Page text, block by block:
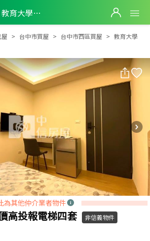
教育大學低總價高投報電梯四套
教育大學低總價高投報電梯四套
台中市買屋 台中市西區買屋
教育大學
為其他仲介業者物件
高投報電梯四套 非信義物件